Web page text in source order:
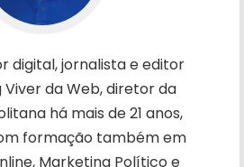
digital, jornalista e editor
Viver da Web, diretor da
há mais de 21 anos,
formação também em
Marketing Político e